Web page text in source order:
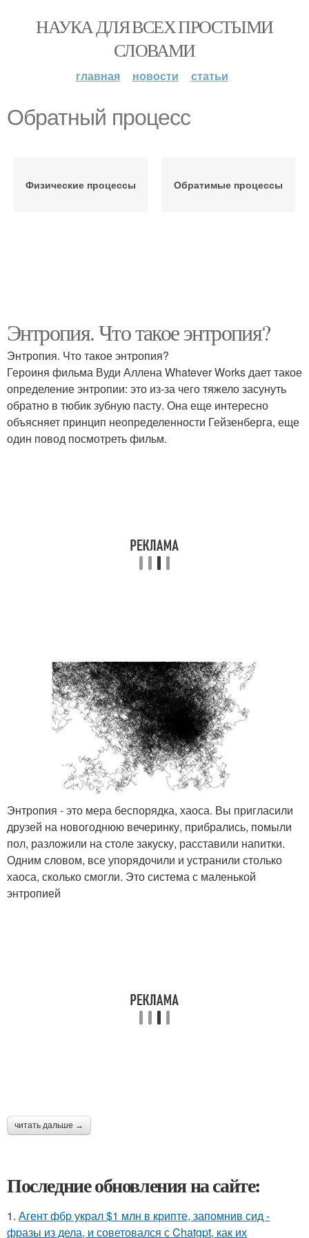
НАУКА ДЛЯ ВСЕХ ПРОСТЫМИ
СЛОВАМИ
главная новости статьи
Обратный процесс
Физические процессы Обратимые процессы
Энтропия. Что такое энтропия?
Энтропия. Что такое энтропия?
Героиня фильма Вуди Аллена Whatever Works дает такое
определение энтропии: это из-за чего тяжело засунуть
обратно в тюбик зубную пасту. Она еще интересно
объясняет принцип неопределенности Гейзенберга, еще
один повод посмотреть фильм.
Энтропия - это мера беспорядка, хаоса. Вы пригласили
друзей на новогоднюю вечеринку, прибрались, помыли
пол, разложили на столе закуску, расставили напитки.
Одним словом, все упорядочили и устранили столько
хаоса, сколько смогли. Это система с маленькой
энтропией
читать дальше →
Последние обновления на сайте:
1. Агент фбр украл $1 млн в крипте, запомнив сид -
фразы из дела, и советовался с Chatgpt, как их